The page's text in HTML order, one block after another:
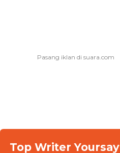
Top Writer Yoursay